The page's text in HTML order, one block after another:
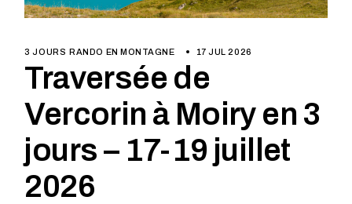
3 JOURS RANDO EN MONTAGNE 17 JUL 2026
Traversée de
Vercorin à Moiry en 3
jours – 17-19 juillet
2026